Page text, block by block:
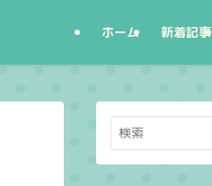
ホーム 新着記事